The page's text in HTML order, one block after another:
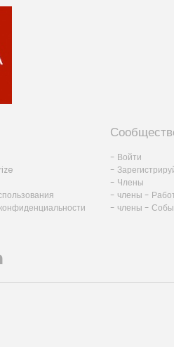
- Войти
-
- Члены
- члены -
- члены -